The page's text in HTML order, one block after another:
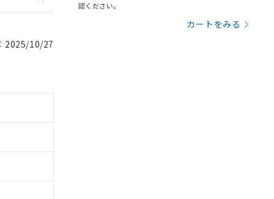
2025/10/27
認ください。
カートをみる